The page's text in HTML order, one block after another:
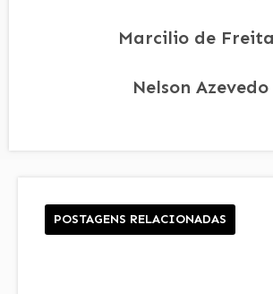
Marcilio de
Nelson Azevedo
POSTAGENS RELACIONADAS